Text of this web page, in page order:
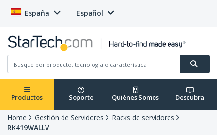
España Español
Productos Soporte Quiénes Somos Descubra
Home Gestión de Servidores
Racks de servidores
RK419WALLV